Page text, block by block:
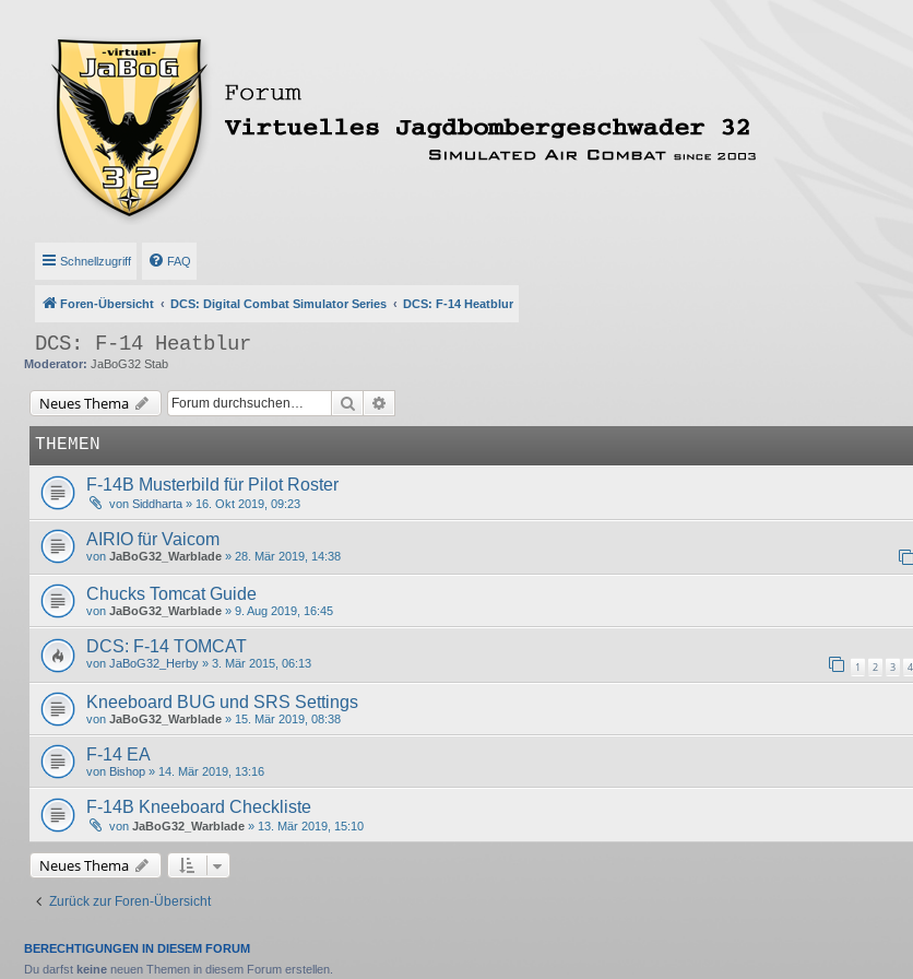
Schnellzugriff FAQ
Foren-Übersicht DCS: Digital Combat Simulator Series DCS: F-14 Heatblur
DCS: F-14 Heatblur
Moderator: JaBoG32 Stab
Neues Thema Suche
THEMEN
F-14B Musterbild für Pilot Roster
von Siddharta » 16. Okt 2019, 09:23
AIRIO für Vaicom
von JaBoG32_Warblade » 28. Mär 2019, 14:38
Chucks Tomcat Guide
von JaBoG32_Warblade » 9. Aug 2019, 16:45
DCS: F-14 TOMCAT
von JaBoG32_Herby » 3. Mär 2015, 06:13 1 2 3 4
Kneeboard BUG und SRS Settings
von JaBoG32_Warblade » 15. Mär 2019, 08:38
F-14 EA
von Bishop » 14. Mär 2019, 13:16
F-14B Kneeboard Checkliste
von JaBoG32_Warblade » 13. Mär 2019, 15:10
Neues Thema
Zurück zur Foren-Übersicht
BERECHTIGUNGEN IN DIESEM FORUM
Du darfst keine neuen Themen in diesem Forum erstellen.